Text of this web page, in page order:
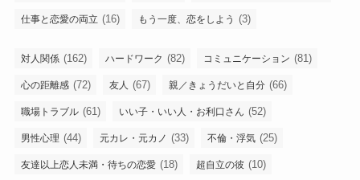
仕事と恋愛の両立 (16) もう一度、恋をしよう (3)
対人関係 (162) ハードワーク (82) コミュニケーション (81)
心の距離感 (72) 友人 (67) 親／きょうだいと自分 (66)
職場トラブル (61) いい子・いい人・お利口さん (52)
男性心理 (44) 元カレ・元カノ (33) 不倫・浮気 (25)
友達以上恋人未満・待ちの恋愛 (18) 超自立の彼 (10)